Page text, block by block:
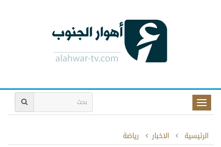
Toggle
الرئيسية
الاخبار رياضة